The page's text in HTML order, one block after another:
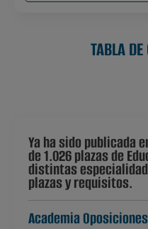
TABLA
Ya ha sido publicada
de 1.026 plazas de
distintas
plazas y requisitos.
Academia